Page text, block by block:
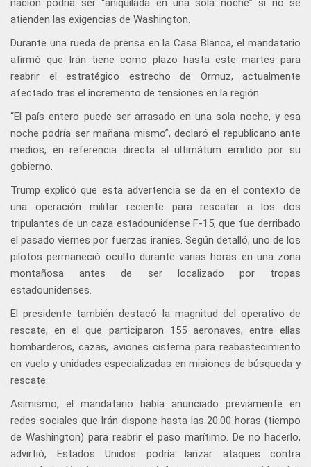
nación podría ser “aniquilada en una sola noche” si no se
atienden las exigencias de Washington.
Durante una rueda de prensa en la Casa Blanca, el mandatario
afirmó que Irán tiene como plazo hasta este martes para
reabrir el estratégico estrecho de Ormuz, actualmente
afectado tras el incremento de tensiones en la región.
“El país entero puede ser arrasado en una sola noche, y esa
noche podría ser mañana mismo”, declaró el republicano ante
medios, en referencia directa al ultimátum emitido por su
gobierno.
Trump explicó que esta advertencia se da en el contexto de
una operación militar reciente para rescatar a los dos
tripulantes de un caza estadounidense F-15, que fue derribado
el pasado viernes por fuerzas iraníes. Según detalló, uno de los
pilotos permaneció oculto durante varias horas en una zona
montañosa antes de ser localizado por tropas
estadounidenses.
El presidente también destacó la magnitud del operativo de
rescate, en el que participaron 155 aeronaves, entre ellas
bombarderos, cazas, aviones cisterna para reabastecimiento
en vuelo y unidades especializadas en misiones de búsqueda y
rescate.
Asimismo, el mandatario había anunciado previamente en
redes sociales que Irán dispone hasta las 20:00 horas (tiempo
de Washington) para reabrir el paso marítimo. De no hacerlo,
advirtió, Estados Unidos podría lanzar ataques contra